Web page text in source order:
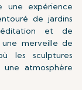
une expérience
de jardins
et de
merveille de
les sculptures
atmosphère